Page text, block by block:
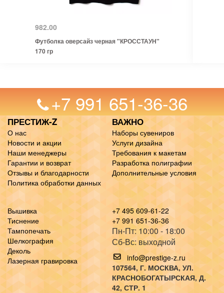
982.00
Футболка оверсайз черная "КРОССТАУН"
170 гр
+7 991 651-36-36
ПРЕСТИЖ-Z
О нас
Новости и акции
Наши менеджеры
Гарантии и возврат
Отзывы и благодарности
Политика обработки данных
ВАЖНО
Наборы сувениров
Услуги дизайна
Требования к макетам
Разработка полиграфии
Дополнительные условия
Вышивка
Тиснение
Тампопечать
Шелкография
Деколь
Лазерная гравировка
+7 495 609-61-22
+7 991 651-36-36
Пн-Пт: 10:00 - 18:00
Сб-Вс: выходной
info@prestige-z.ru
107564, Г. МОСКВА, УЛ.
КРАСНОБОГАТЫРСКАЯ, Д.
42, СТР. 1